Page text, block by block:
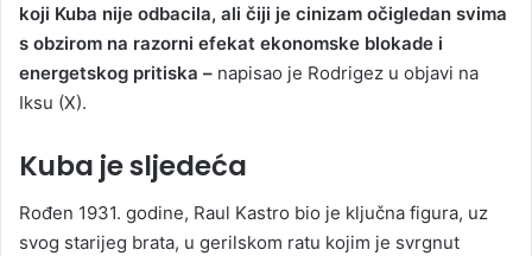
koji Kuba nije odbacila, ali čiji je cinizam očigledan svima
s obzirom na razorni efekat ekonomske blokade i
energetskog pritiska – napisao je Rodrigez u objavi na
Iksu (X).
Kuba je sljedeća
Rođen 1931. godine, Raul Kastro bio je ključna figura, uz
svog starijeg brata, u gerilskom ratu kojim je svrgnut